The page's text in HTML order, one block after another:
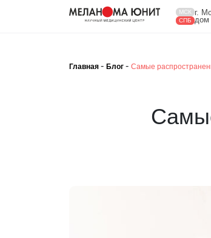
МСК
СПБ
г.
дом
Главная - Блог - Самые